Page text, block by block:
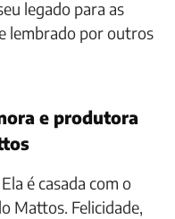
legado para as
lembrado por outros
e produtora
é casada com o
Mattos. Felicidade,